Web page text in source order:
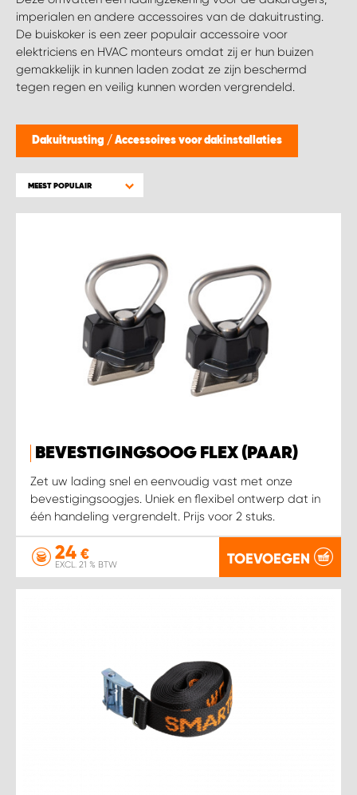
imperialen en andere accessoires van de dakuitrusting.
De buiskoker is een zeer populair accessoire voor
elektriciens en HVAC monteurs omdat zij er hun buizen
gemakkelijk in kunnen laden zodat ze zijn beschermd
tegen regen en veilig kunnen worden vergrendeld.
Dakuitrusting / Accessoires voor dakinstallaties
MEEST POPULAIR
BEVESTIGINGSOOG FLEX (PAAR)
Zet uw lading snel en eenvoudig vast met onze
bevestigingsoogjes. Uniek en flexibel ontwerp dat in
één handeling vergrendelt. Prijs voor 2 stuks.
24 €
EXCL. 21 % BTW TOEVOEGEN
WORK SYSTEM BRUSSEL
WORK SYSTEM LIMBURG-KEMPEN
WORK SYSTEM NAMEN
WORK SYSTEM WEST BY PRO-VAN